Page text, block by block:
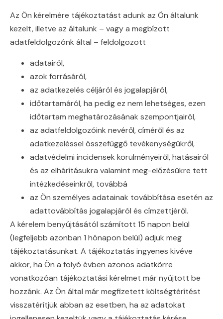
Az Ön kérelmére tájékoztatást adunk az Ön általunk
kezelt, illetve az általunk – vagy a megbízott
adatfeldolgozónk által – feldolgozott
adatairól,
azok forrásáról,
az adatkezelés céljáról és jogalapjáról,
időtartamáról, ha pedig ez nem lehetséges, ezen
időtartam meghatározásának szempontjairól,
az adatfeldolgozóink nevéről, címéről és az
adatkezeléssel összefüggő tevékenységükről,
adatvédelmi incidensek körülményeiről, hatásairól
és az elhárításukra valamint meg-előzésükre tett
intézkedéseinkről, továbbá
az Ön személyes adatainak továbbítása esetén az
adattovábbítás jogalapjáról és címzettjéről.
A kérelem benyújtásától számított 15 napon belül
(legfeljebb azonban 1 hónapon belül) adjuk meg
tájékoztatásunkat. A tájékoztatás ingyenes kivéve
akkor, ha Ön a folyó évben azonos adatkörre
vonatkozóan tájékoztatási kérelmet már nyújtott be
hozzánk. Az Ön által már megfizetett költségtérítést
visszatérítjük abban az esetben, ha az adatokat